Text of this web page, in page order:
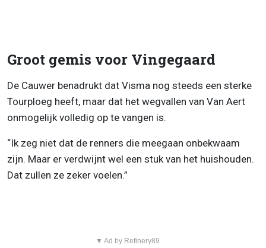
Groot gemis voor Vingegaard
De Cauwer benadrukt dat Visma nog steeds een sterke
Tourploeg heeft, maar dat het wegvallen van Van Aert
onmogelijk volledig op te vangen is.
“Ik zeg niet dat de renners die meegaan onbekwaam
zijn. Maar er verdwijnt wel een stuk van het huishouden.
Dat zullen ze zeker voelen.”
▼ Ad by Refinery89